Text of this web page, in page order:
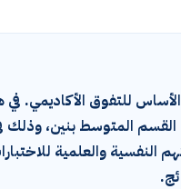
للتفوق الأكاديمي. في
القسم المتوسط بنين،
النفسية والعلمية